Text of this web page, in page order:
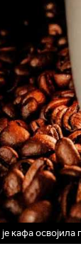
кафа освојила